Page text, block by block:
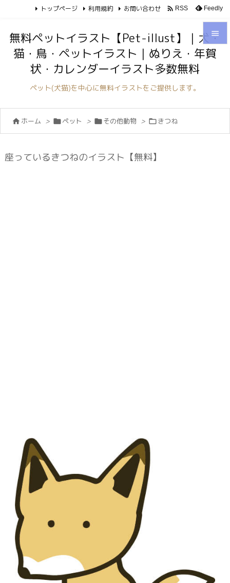



トップページ 利用規約 お問い合わせ  RSS Feedly
無料ペットイラスト【Pet-illust】｜犬・
猫・鳥・ペットイラスト｜ぬりえ・年賀
状・カレンダーイラスト多数無料
ペット(犬猫)を中心に無料イラストをご提供します。
 ホーム > ペット > その他動物 > きつね
座っているきつねのイラスト【無料】